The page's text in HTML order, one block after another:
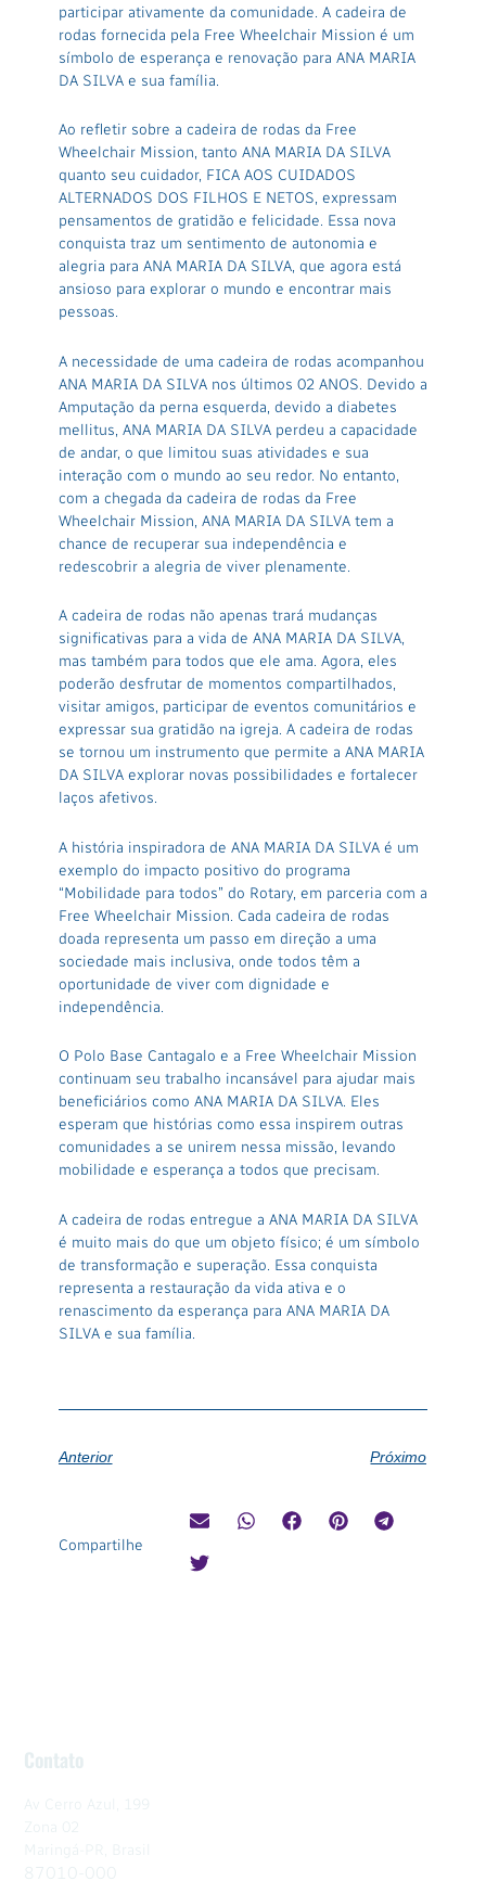
participar ativamente da comunidade. A cadeira de
rodas fornecida pela Free Wheelchair Mission é um
símbolo de esperança e renovação para ANA MARIA
DA SILVA e sua família.
Ao refletir sobre a cadeira de rodas da Free
Wheelchair Mission, tanto ANA MARIA DA SILVA
quanto seu cuidador, FICA AOS CUIDADOS
ALTERNADOS DOS FILHOS E NETOS, expressam
pensamentos de gratidão e felicidade. Essa nova
conquista traz um sentimento de autonomia e
alegria para ANA MARIA DA SILVA, que agora está
ansioso para explorar o mundo e encontrar mais
pessoas.
A necessidade de uma cadeira de rodas acompanhou
ANA MARIA DA SILVA nos últimos 02 ANOS. Devido a
Amputação da perna esquerda, devido a diabetes
mellitus, ANA MARIA DA SILVA perdeu a capacidade
de andar, o que limitou suas atividades e sua
interação com o mundo ao seu redor. No entanto,
com a chegada da cadeira de rodas da Free
Wheelchair Mission, ANA MARIA DA SILVA tem a
chance de recuperar sua independência e
redescobrir a alegria de viver plenamente.
A cadeira de rodas não apenas trará mudanças
significativas para a vida de ANA MARIA DA SILVA,
mas também para todos que ele ama. Agora, eles
poderão desfrutar de momentos compartilhados,
visitar amigos, participar de eventos comunitários e
expressar sua gratidão na igreja. A cadeira de rodas
se tornou um instrumento que permite a ANA MARIA
DA SILVA explorar novas possibilidades e fortalecer
laços afetivos.
A história inspiradora de ANA MARIA DA SILVA é um
exemplo do impacto positivo do programa
“Mobilidade para todos” do Rotary, em parceria com a
Free Wheelchair Mission. Cada cadeira de rodas
doada representa um passo em direção a uma
sociedade mais inclusiva, onde todos têm a
oportunidade de viver com dignidade e
independência.
O Polo Base Cantagalo e a Free Wheelchair Mission
continuam seu trabalho incansável para ajudar mais
beneficiários como ANA MARIA DA SILVA. Eles
esperam que histórias como essa inspirem outras
comunidades a se unirem nessa missão, levando
mobilidade e esperança a todos que precisam.
A cadeira de rodas entregue a ANA MARIA DA SILVA
é muito mais do que um objeto físico; é um símbolo
de transformação e superação. Essa conquista
representa a restauração da vida ativa e o
renascimento da esperança para ANA MARIA DA
SILVA e sua família.
Anterior Próximo
Compartilhe
Contato
Av Cerro Azul, 199
Zona 02
Maringá-PR, Brasil
87010-000